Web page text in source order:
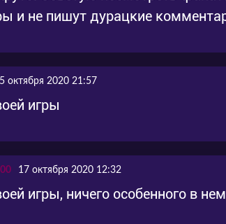
и не пишут дурацкие
октября 2020 21:57
игры
17 октября 2020 12:32
игры, ничего особенного в